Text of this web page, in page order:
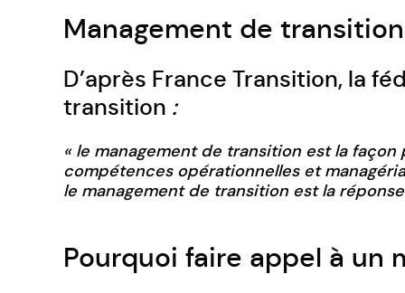
Management de
D’après France Transition, la
transition :
« le management de transition est la
compétences opérationnelles et
le management de transition est la
Pourquoi faire appel à un